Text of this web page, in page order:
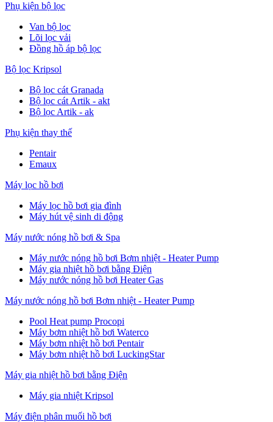
Phụ kiện bộ lọc
Van bộ lọc
Lõi lọc vải
Đồng hồ áp bộ lọc
Bộ lọc Kripsol
Bộ lọc cát Granada
Bộ lọc cát Artik - akt
Bộ lọc Artik - ak
Phụ kiện thay thế
Pentair
Emaux
Máy lọc hồ bơi
Máy lọc hồ bơi gia đình
Máy hút vệ sinh di động
Máy nước nóng hồ bơi & Spa
Máy nước nóng hồ bơi Bơm nhiệt - Heater Pump
Máy gia nhiệt hồ bơi bằng Điện
Máy nước nóng hồ bơi Heater Gas
Máy nước nóng hồ bơi Bơm nhiệt - Heater Pump
Pool Heat pump Procopi
Máy bơm nhiệt hồ bơi Waterco
Máy bơm nhiệt hồ bơi Pentair
Máy bơm nhiệt hồ bơi LuckingStar
Máy gia nhiệt hồ bơi bằng Điện
Máy gia nhiệt Kripsol
Máy điện phân muối hồ bơi